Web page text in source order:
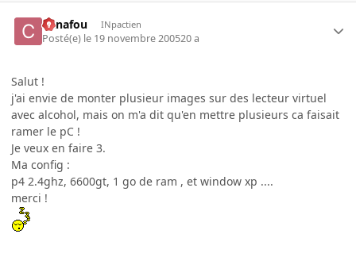
Canafou INpactien
Posté(e) le 19 novembre 200520 a
Salut !
j'ai envie de monter plusieur images sur des lecteur virtuel
avec alcohol, mais on m'a dit qu'en mettre plusieurs ca faisait
ramer le pC !
Je veux en faire 3.
Ma config :
p4 2.4ghz, 6600gt, 1 go de ram , et window xp ....
merci !